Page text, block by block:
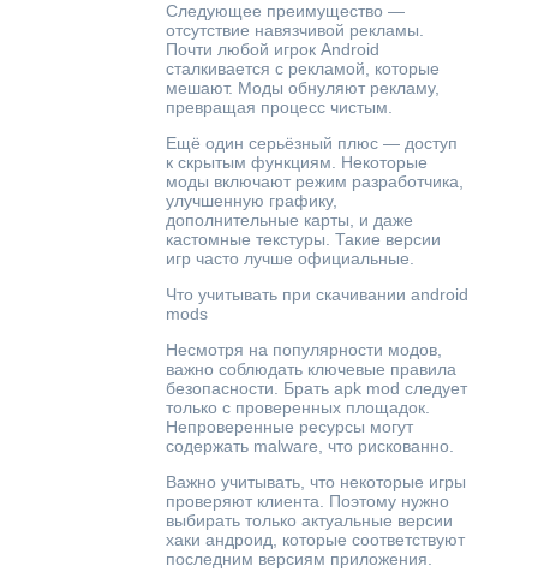
Следующее преимущество —
отсутствие навязчивой рекламы.
Почти любой игрок Android
сталкивается с рекламой, которые
мешают. Моды обнуляют рекламу,
превращая процесс чистым.
Ещё один серьёзный плюс — доступ
к скрытым функциям. Некоторые
моды включают режим разработчика,
улучшенную графику,
дополнительные карты, и даже
кастомные текстуры. Такие версии
игр часто лучше официальные.
Что учитывать при скачивании android
mods
Несмотря на популярности модов,
важно соблюдать ключевые правила
безопасности. Брать apk mod следует
только с проверенных площадок.
Непроверенные ресурсы могут
содержать malware, что рискованно.
Важно учитывать, что некоторые игры
проверяют клиента. Поэтому нужно
выбирать только актуальные версии
хаки андроид, которые соответствуют
последним версиям приложения.